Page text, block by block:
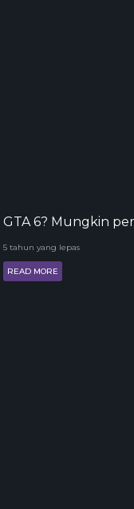
GTA 6? Mungkin
5 tahun yang lepas
READ MORE